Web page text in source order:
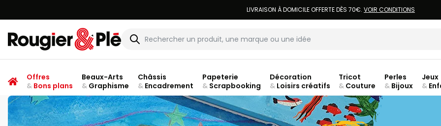
LIVRAISON À DOMICILE OFFERTE DÈS 70€. VOIR CONDITIONS
Rougier & Plé
Offres
&Bons plans
Beaux-Arts
&Graphisme
Châssis
&Encadrement
Papeterie
&Scrapbooking
Décoration
&Loisirs créatifs
Tricot
& Couture
Perles
& Bijoux
Jeux
&